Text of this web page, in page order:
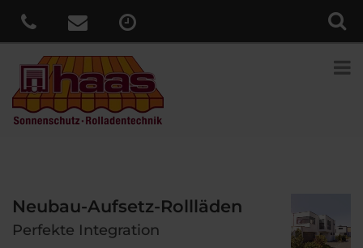
Neubau-Aufsetz-Rollläden
Perfekte Integration